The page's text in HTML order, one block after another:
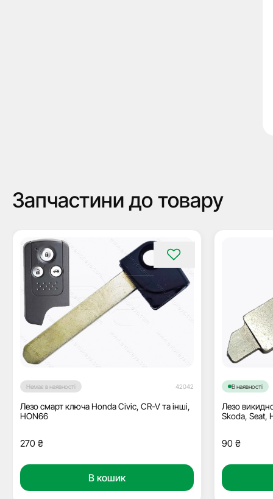
Запчастини до товару
Немає в наявності 42042
Лезо смарт ключа Honda Civic, CR-V та інші,
HON66
270 ₴
В кошик
В наявності
Лезо
Skoda, Seat,
90 ₴